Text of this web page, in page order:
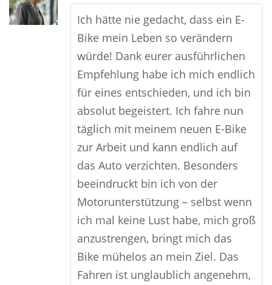
Ich hätte nie gedacht, dass ein E-
Bike mein Leben so verändern
würde! Dank eurer ausführlichen
Empfehlung habe ich mich endlich
für eines entschieden, und ich bin
absolut begeistert. Ich fahre nun
täglich mit meinem neuen E-Bike
zur Arbeit und kann endlich auf
das Auto verzichten. Besonders
beeindruckt bin ich von der
Motorunterstützung – selbst wenn
ich mal keine Lust habe, mich groß
anzustrengen, bringt mich das
Bike mühelos an mein Ziel. Das
Fahren ist unglaublich angenehm,